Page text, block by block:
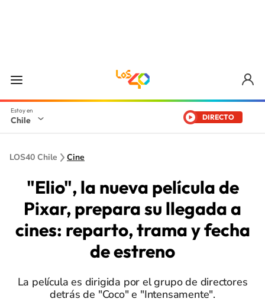
Chile DIRECTO
LOS40 Chile Cine
"Elio", la nueva película de
Pixar, prepara su llegada a
cines: reparto, trama y fecha
de estreno
La película es dirigida por el grupo de directores
detrás de "Coco" e "Intensamente".